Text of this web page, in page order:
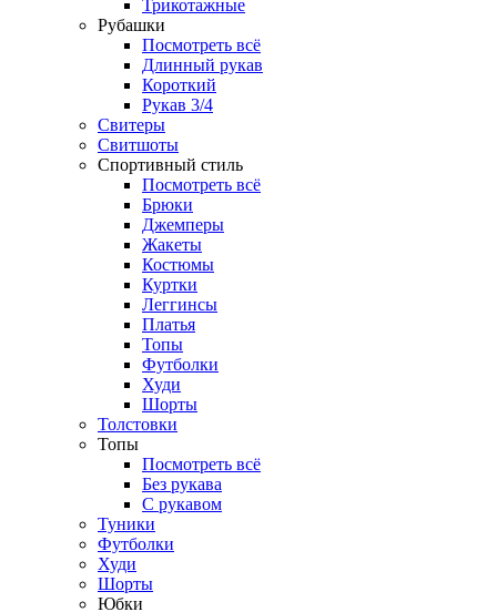
Трикотажные
Рубашки
Посмотреть всё
Длинный рукав
Короткий
Рукав 3/4
Свитеры
Свитшоты
Спортивный стиль
Посмотреть всё
Брюки
Джемперы
Жакеты
Костюмы
Куртки
Леггинсы
Платья
Топы
Футболки
Худи
Шорты
Толстовки
Топы
Посмотреть всё
Без рукава
С рукавом
Туники
Футболки
Худи
Шорты
Юбки